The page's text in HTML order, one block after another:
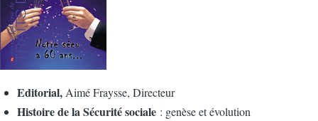
Editorial, Aimé Fraysse, Directeur
Histoire de la Sécurité sociale : genèse et évolution